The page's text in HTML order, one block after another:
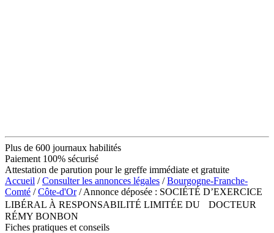
Plus de 600 journaux habilités
Paiement 100% sécurisé
Attestation de parution pour le greffe immédiate et gratuite
Accueil /Consulter les annonces légales /Bourgogne-Franche-
Comté /Côte-d'Or/ Annonce déposée : SOCIÉTÉ D’EXERCICE
LIBÉRAL À RESPONSABILITÉ LIMITÉE DU DOCTEUR
RÉMY BONBON
Fiches pratiques et conseils